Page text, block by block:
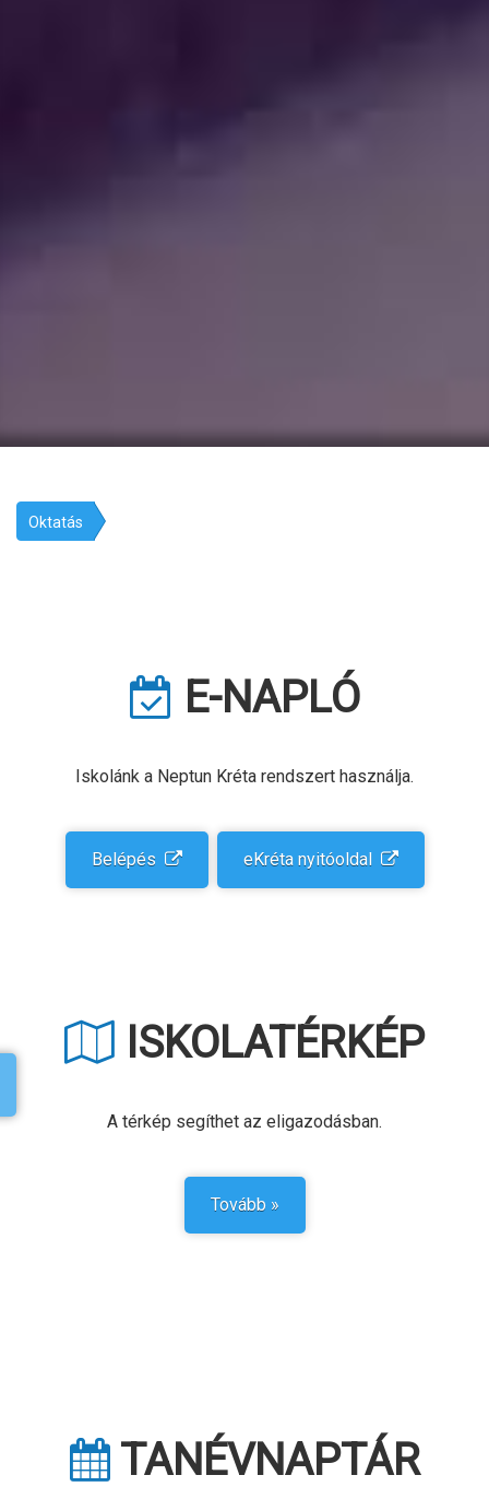
Oktatás
E-NAPLÓ
Iskolánk a Neptun Kréta rendszert használja.
Belépés eKréta nyitóoldal
ISKOLA­TÉRKÉP
A térkép segíthet az eligazodásban.
Tovább »
TANÉV­NAPTÁR